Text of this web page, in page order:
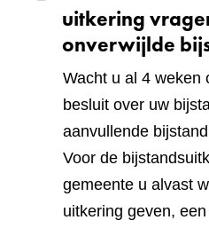
uitkering
onverwijlde
Wacht u al 4 weken
besluit over uw
aanvullende
Voor de
gemeente u alvast
uitkering geven,